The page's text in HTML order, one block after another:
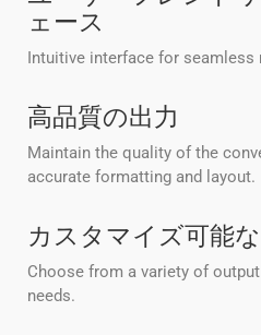
ェース
Intuitive interface for seamless
高品質の出力
Maintain the quality of the
accurate formatting and layout.
カスタマイズ可能
Choose from a variety of
needs.